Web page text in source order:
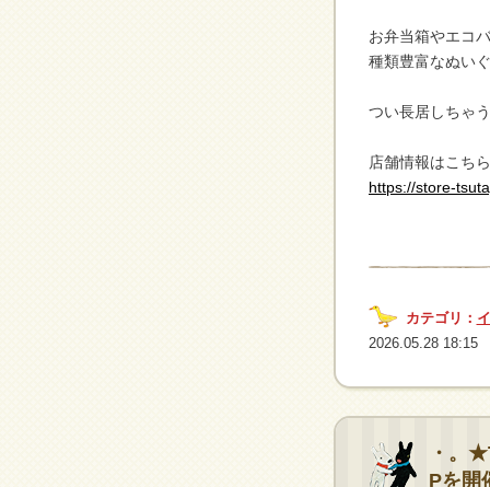
お弁当箱やエコ
種類豊富なぬい
つい長居しちゃ
店舗情報はこちら
https://store-
カテゴリ：
2026.05.28 18:15
・。
Pを開